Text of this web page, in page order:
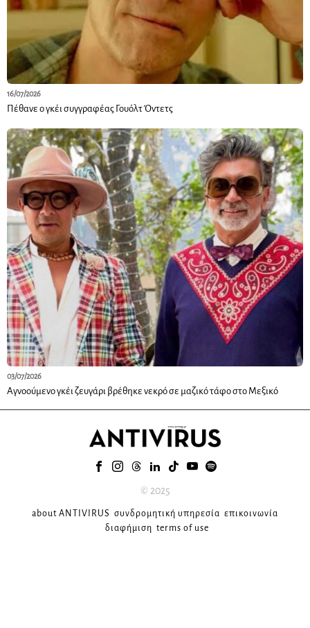
16/07/2026
Πέθανε ο γκέι συγγραφέας Γουόλτ Όντετς
03/07/2026
Αγνοούμενο γκέι ζευγάρι βρέθηκε νεκρό σε μαζικό τάφο στο Μεξικό
© 2025
about ANTIVIRUS συνδρομητική υπηρεσία επικοινωνία
διαφήμιση terms of use